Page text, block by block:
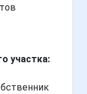
участка: